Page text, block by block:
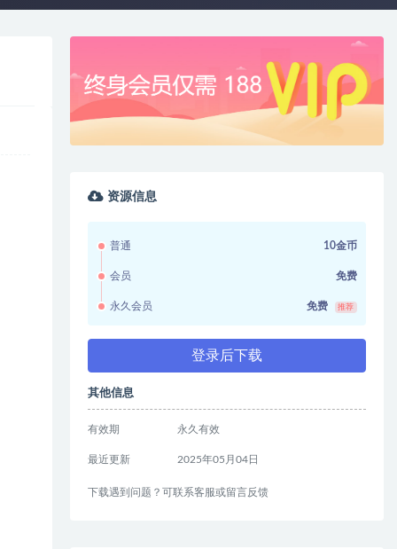
资源信息
普通 10金币
会员 免费
永久会员 免费 推荐
登录后下载
其他信息
有效期 永久有效
最近更新 2025年05月04日
下载遇到问题？可联系客服或留言反馈